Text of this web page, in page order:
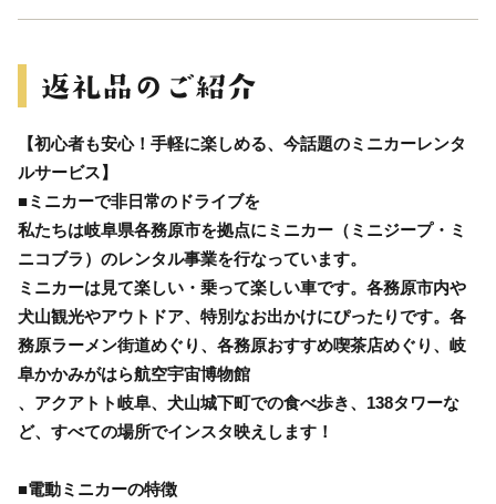
【初心者も安心！手軽に楽しめる、今話題のミニカーレンタ
ルサービス】
■ミニカーで非日常のドライブを
私たちは岐阜県各務原市を拠点にミニカー（ミニジープ・ミ
ニコブラ）のレンタル事業を行なっています。
ミニカーは見て楽しい・乗って楽しい車です。各務原市内や
犬山観光やアウトドア、特別なお出かけにぴったりです。各
務原ラーメン街道めぐり、各務原おすすめ喫茶店めぐり、岐
阜かかみがはら航空宇宙博物館
、アクアトト岐阜、犬山城下町での食べ歩き、138タワーな
ど、すべての場所でインスタ映えします！
■電動ミニカーの特徴